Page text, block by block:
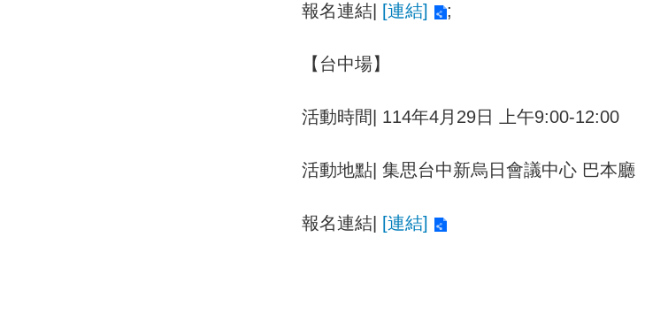
報名連結| [連結] ;
【台中場】
活動時間| 114年4月29日 上午9:00-12:00
活動地點| 集思台中新烏日會議中心 巴本廳
報名連結| [連結]